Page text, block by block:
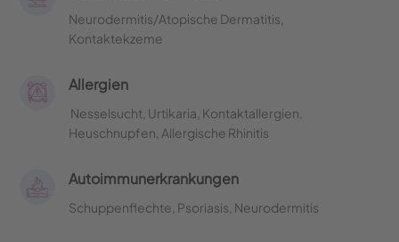
Neurodermitis/Atopische Dermatitis,
Kontaktekzeme
Allergien
Nesselsucht, Urtikaria, Kontaktallergien,
Heuschnupfen, Allergische Rhinitis
Autoimmunerkrankungen
Schuppenflechte, Psoriasis, Neurodermitis